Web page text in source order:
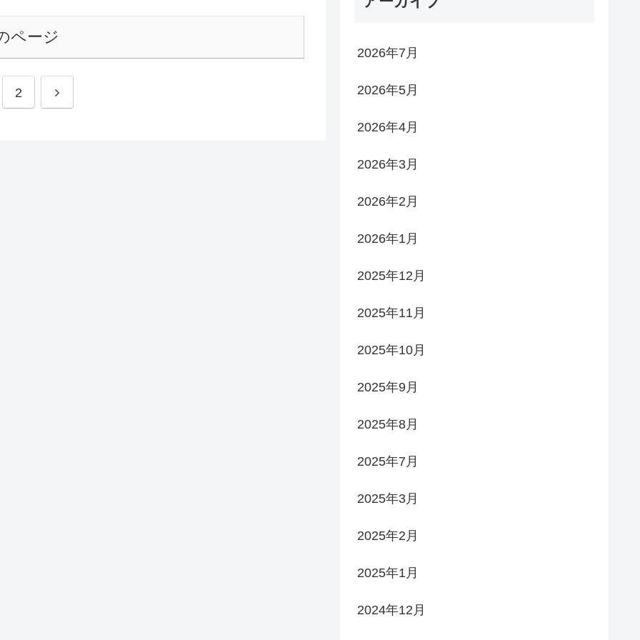
ページ
2
2026年7月
2026年5月
2026年4月
2026年3月
2026年2月
2026年1月
2025年12月
2025年11月
2025年10月
2025年9月
2025年8月
2025年7月
2025年3月
2025年2月
2025年1月
2024年12月